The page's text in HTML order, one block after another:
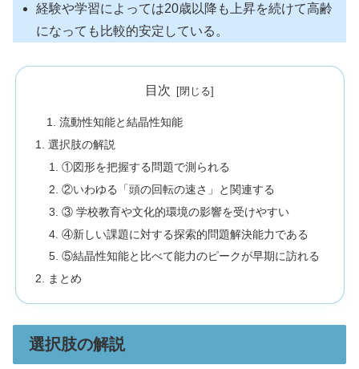
経験や学習によっては20歳以降も上昇を続けて高齢
になっても比較的安定している。
目次
流動性知能と結晶性知能
選択肢の解説
①図形を把握する問題で測られる
②いわゆる「頭の回転の速さ」と関連する
③ 学校教育や文化的環境の影響を受けやすい
④新しい課題に対する探索的問題解決能力である
⑤結晶性知能と比べて能力のピークが早期に訪れる
まとめ
選択肢の解説